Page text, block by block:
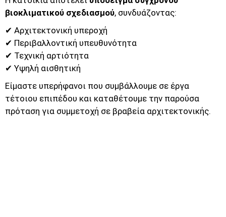
βιοκλιματικού σχεδιασμού, συνδυάζοντας:
✔ Αρχιτεκτονική υπεροχή
✔ Περιβαλλοντική υπευθυνότητα
✔ Τεχνική αρτιότητα
✔ Υψηλή αισθητική
Είμαστε υπερήφανοι που συμβάλλουμε σε έργα
τέτοιου επιπέδου και καταθέτουμε την παρούσα
πρόταση για συμμετοχή σε βραβεία αρχιτεκτονικής.